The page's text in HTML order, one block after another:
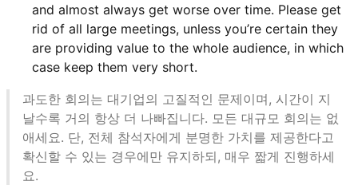
and almost always get worse over time. Please get
rid of all large meetings, unless you’re certain they
are providing value to the whole audience, in which
case keep them very short.
과도한 회의는 대기업의 고질적인 문제이며, 시간이 지
날수록 거의 항상 더 나빠집니다. 모든 대규모 회의는 없
애세요. 단, 전체 참석자에게 분명한 가치를 제공한다고
확신할 수 있는 경우에만 유지하되, 매우 짧게 진행하세
요.